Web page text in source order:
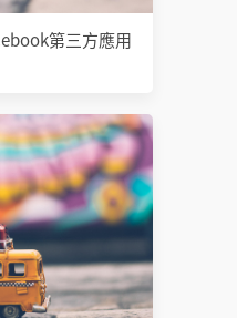
第三方應用